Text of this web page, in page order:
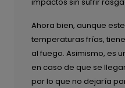
impactos sin sufrir
Ahora bien, aunque
temperaturas frías,
al fuego. Asimismo, es
en caso de que se
por lo que no dejaría